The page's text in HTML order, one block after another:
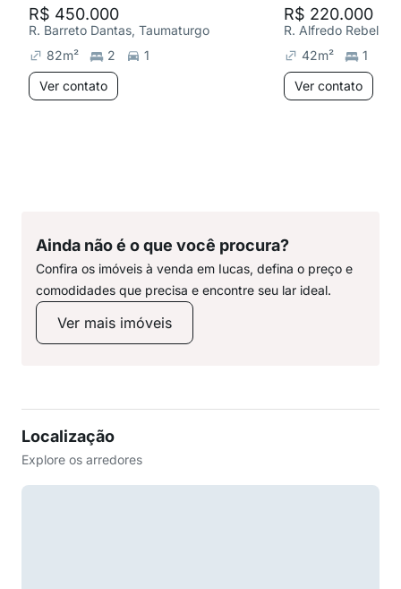
R$ 450.000
R. Barreto Dantas, Taumaturgo
82m² 2
1
Ver contato
R$ 220.000
R. Alfredo Rebello,
42m²
1
Ver contato
Ainda não é o que você procura?
Confira os imóveis à venda em Iucas, defina o preço e
comodidades que precisa e encontre seu lar ideal.
Ver mais imóveis
Localização
Explore os arredores